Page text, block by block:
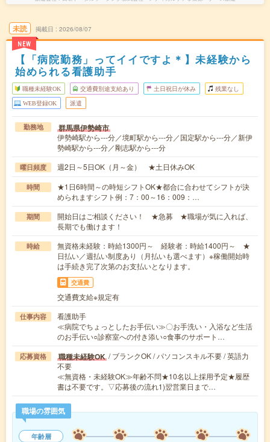
未読
NEW
掲載日 2026/08/07
【「病院勤務」ってイイですよ＊】未経験から
始められる看護助手
職種未経験OK 交通費別途支給あり 土日祝日が休み 残業なし
WEB登録OK 派遣
勤務地 群馬県伊勢崎市
伊勢崎駅から---分／境町駅から---分／国定駅から---分／新伊
勢崎駅から---分／剛志駅から---分
曜日頻度 週2日～5日OK（月～金） ★土日休みOK
時間
★1日6時間～の時短シフトOK★都合に合わせてシフトが決
められますシフト例：7：00～16：009：…
期間
開始日はご相談ください！ ★急募 ★職場が気に入れば、
長期でも働けます！
時給
無資格未経験：時給1300円～ 経験者：時給1400円～ ★
日払い／週払い制度あり（月払いも選べます）※稼働開始時
は手続き完了次第のお支払いとなります。
交通費
交通費支給※規定有
仕事内容
看護助手
≪病院でちょっとしたお手伝い≫〇お手洗い・入浴など生活
のお手伝い○診察室への付き添い○食事のサポート…
応募資格 職種未経験OK / ブランクOK / パソコンスキル不要 / 英語力
不要
≪無資格・未経験OK≫年齢不問★10名以上採用予定★履歴
書は不要です。▽応募後の流れ1)翌営業日まで…
職場の雰囲気
年齢層